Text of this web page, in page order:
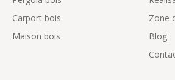
Carport bois
Maison bois
Zone
Blog